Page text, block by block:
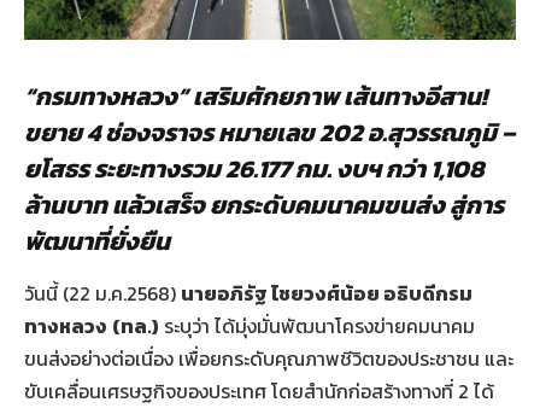
“กรมทางหลวง” เสริมศักยภาพ เส้นทางอีสาน!
ขยาย 4 ช่องจราจร หมายเลข 202 อ.สุวรรณภูมิ –
ยโสธร ระยะทางรวม 26.177 กม. งบฯ กว่า 1,108
ล้านบาท แล้วเสร็จ ยกระดับคมนาคมขนส่ง สู่การ
พัฒนาที่ยั่งยืน
วันนี้ (22 ม.ค.2568) นายอภิรัฐ ไชยวงศ์น้อย อธิบดีกรม
ทางหลวง (ทล.) ระบุว่า ได้มุ่งมั่นพัฒนาโครงข่ายคมนาคม
ขนส่งอย่างต่อเนื่อง เพื่อยกระดับคุณภาพชีวิตของประชาชน และ
ขับเคลื่อนเศรษฐกิจของประเทศ โดยสำนักก่อสร้างทางที่ 2 ได้